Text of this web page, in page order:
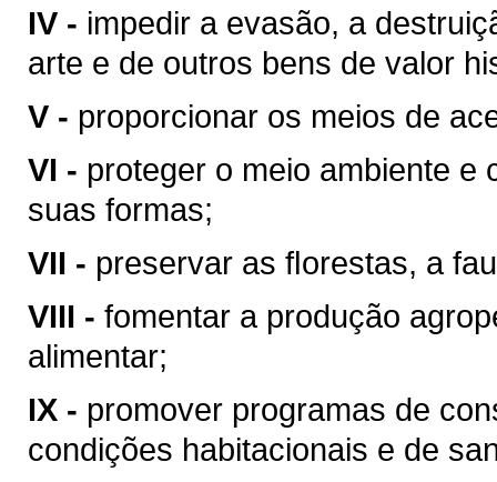
IV - impedir a evasão, a
arte e de outros bens de valor
V - proporcionar os meios de
VI - proteger o meio ambiente e
suas formas;
VII - preservar as ﬂorestas, a
VIII - fomentar a produção
alimentar;
IX - promover programas de
condições habitacionais e de